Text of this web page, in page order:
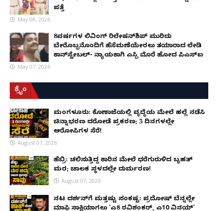
ಪತ್ತೆ
May 08, 2026
8ವರ್ಷಗಳ ಲಿವಿಂಗ್‌ ರಿಲೇಷನ್‌ಶಿಪ್ ಮುರಿದು
ಬೇರೊಬ್ಬನೊಂದಿಗೆ ಹೆಸೆಮಣೆಯೇರಲು ತಯಾರಾದ ಲೇಡಿ
ಕಾನ್‌ಸ್ಟೇಬಲ್- ನ್ಯಾಯಕ್ಕಾಗಿ ಎಸ್ಪಿ ಮೊರೆ ಹೋದ ಪಿಎಸ್ಐ
May 07, 2026
ಕ್ರೈಂ
ಮಂಗಳೂರು: ಕೊಣಾಜೆಯಲ್ಲಿ ವೃದ್ಧೆಯ ಮೇಲೆ ಹಲ್ಲೆ ನಡೆಸಿ
ಚಿನ್ನಾಭರಣ ದರೋಡೆ ಪ್ರಕರಣ; 3 ದಿನಗಳಲ್ಲೇ
ಆರೋಪಿಗಳ ಸೆರೆ!
August 07, 2026
ಹೆಬ್ರಿ: ಚಲಿಸುತ್ತಿದ್ದ ಕಾರಿನ ಮೇಲೆ ಧರೆಗುರುಳಿದ ಬೃಹತ್
ಮರ; ಚಾಲಕ ಸ್ಥಳದಲ್ಲೇ ದುರ್ಮರಣ!
August 07, 2026
ನಟ ದರ್ಶನ್‌ಗೆ ಮತ್ತಷ್ಟು ಸಂಕಷ್ಟ: ಪ್ರದೋಷ್ ಬೆನ್ನಲ್ಲೇ
ಮಾಫಿ ಸಾಕ್ಷಿಯಾಗಲು 'ಎ8 ರವಿಶಂಕರ್, ಎ10 ವಿನಯ್'